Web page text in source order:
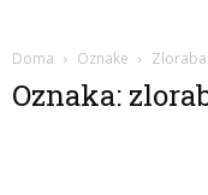
Doma Oznake Zloraba
Oznaka: